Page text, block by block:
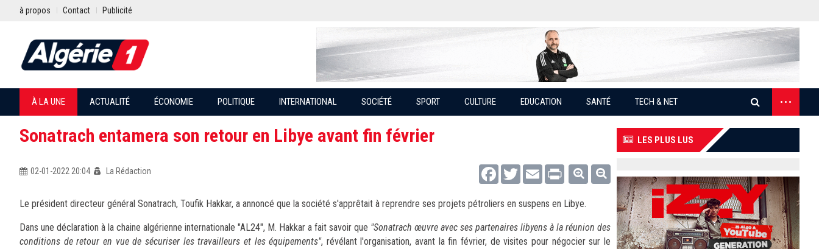
à propos Contact Publicité
À LA UNE ACTUALITÉ ÉCONOMIE POLITIQUE INTERNATIONAL SOCIÉTÉ SPORT CULTURE EDUCATION SANTÉ TECH & NET
...
Sonatrach entamera son retour en Libye avant fin février
02-01-2022 20:04 La Rédaction FacebookTwitter Email Print
Le président directeur général Sonatrach, Toufik Hakkar, a annoncé que la société s'apprêtait à reprendre ses projets pétroliers en suspens en Libye.
Dans une déclaration à la chaine algérienne internationale "AL24", M. Hakkar a fait savoir que "Sonatrach œuvre avec ses partenaires libyens à la réunion des
conditions de retour en vue de sécuriser les travailleurs et les équipements", révélant l'organisation, avant la fin février, de visites pour négocier sur le
LES PLUS LUS